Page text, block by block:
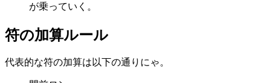
が乗っていく。
符の加算ルール
代表的な符の加算は以下の通りにゃ。